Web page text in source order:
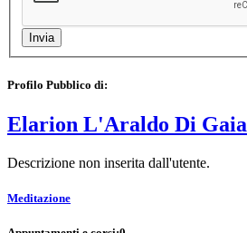
Profilo Pubblico di:
Elarion L'Araldo Di Gaia
Descrizione non inserita dall'utente.
Meditazione